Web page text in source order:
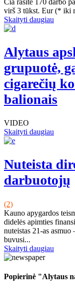
virš 3 tūkst. Eur (* iki
Skaityti daugiau
Alytaus
grupuotė,
cigarečių
balionais
VIDEO
Skaityti daugiau
Nuteista
darbuotojų
(2)
Kauno apygardos
didelės apimties
nuteistas 21-as
buvusi...
Skaityti daugiau
Popierinė "Alytaus